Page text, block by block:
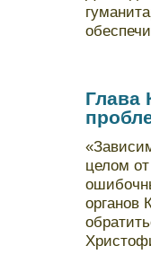
Глава
целοм
органов